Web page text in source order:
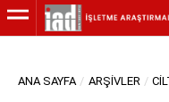
ANA SAYFA / ARŞIVLER /